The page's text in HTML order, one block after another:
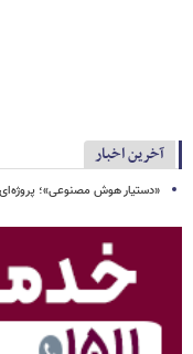
آخرین اخبار
«دستیار هوش مصنوعی»؛